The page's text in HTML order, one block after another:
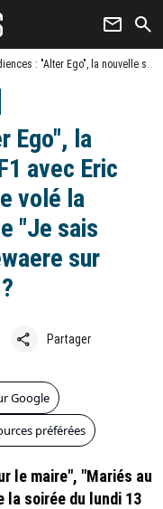
newsletter search
Ego", la nouvelle série de TF1 avec Eric Cantona, a-t-elle volé la vedette au final de "Je sais pas" avec Lola Dewaere sur France 2 ?
Ego", la
avec Eric
volé la
"Je sais
sur
share Partager
Google
préférées
le maire", "Mariés au
la soirée du lundi 13